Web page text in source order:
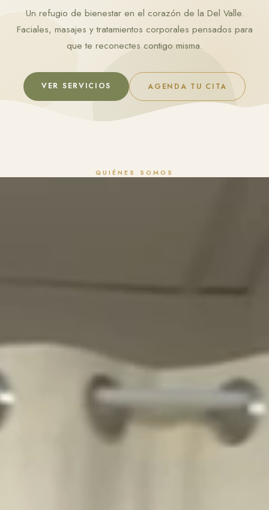
Un refugio de bienestar en el corazón de la Del Valle.
Faciales, masajes y tratamientos corporales pensados para
que te reconectes contigo misma.
VER SERVICIOS AGENDA TU CITA
QUIÉNES SOMOS